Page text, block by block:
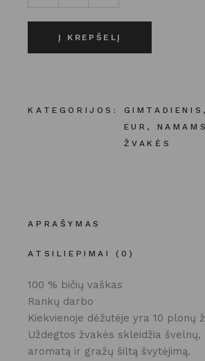
Į KREPŠELĮ
KATEGORIJOS: GIMTADIENIS
EUR , NAMAMS
ŽVAKĖS
APRAŠYMAS
ATSILIEPIMAI (0)
100 % bičių vaškas
Rankų darbo
Kiekvienoje dėžutėje yra 10 plonų
Uždegtos žvakės skleidžia švelnų,
aromatą ir gražų šiltą švytėjimą.